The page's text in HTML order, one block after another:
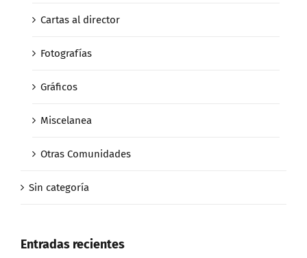
Cartas al director
Fotografías
Gráficos
Miscelanea
Otras Comunidades
Sin categoría
Entradas recientes